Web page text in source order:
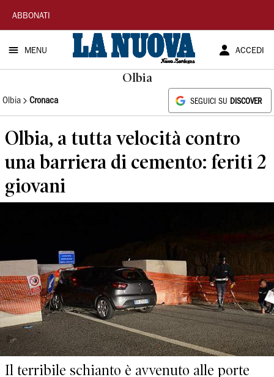
La
Nuova
Sardegna
ABBONATI
MENU ACCEDI
Olbia
Olbia Cronaca SEGUICI SU DISCOVER
Olbia, a tutta velocità contro
una barriera di cemento: feriti 2
giovani
Il terribile schianto è avvenuto alle porte